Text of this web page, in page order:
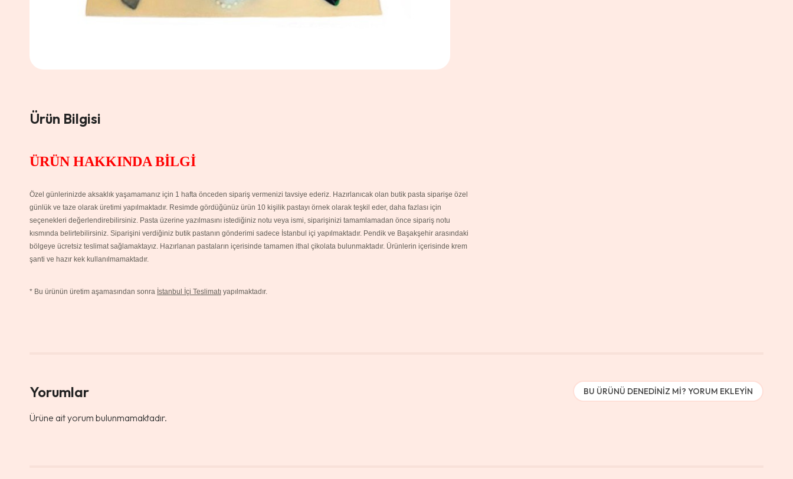
Ürün Bilgisi
ÜRÜN HAKKINDA BİLGİ
Özel günlerinizde aksaklık yaşamamanız için 1 hafta önceden sipariş vermenizi tavsiye ederiz. Hazırlanıcak olan butik pasta siparişe özel
günlük ve taze olarak üretimi yapılmaktadır. Resimde gördüğünüz ürün 10 kişilik pastayı örnek olarak teşkil eder, daha fazlası için
seçenekleri değerlendirebilirsiniz. Pasta üzerine yazılmasını istediğiniz notu veya ismi, siparişinizi tamamlamadan önce sipariş notu
kısmında belirtebilirsiniz. Siparişini verdiğiniz butik pastanın gönderimi sadece İstanbul içi yapılmaktadır. Pendik ve Başakşehir arasındaki
bölgeye ücretsiz teslimat sağlamaktayız. Hazırlanan pastaların içerisinde tamamen ithal çikolata bulunmaktadır. Ürünlerin içerisinde krem
şanti ve hazır kek kullanılmamaktadır.
* Bu ürünün üretim aşamasından sonra İstanbul İçi Teslimatı yapılmaktadır.
Yorumlar BU ÜRÜNÜ DENEDINIZ MI? YORUM EKLEYIN
Ürüne ait yorum bulunmamaktadır.